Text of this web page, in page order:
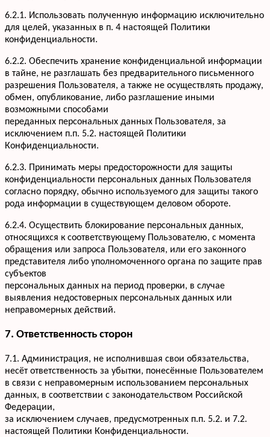
6.2.1. Использовать полученную информацию исключительно
для целей, указанных в п. 4 настоящей Политики
конфиденциальности.
6.2.2. Обеспечить хранение конфиденциальной информации
в тайне, не разглашать без предварительного письменного
разрешения Пользователя, а также не осуществлять продажу,
обмен, опубликование, либо разглашение иными
возможными способами
переданных персональных данных Пользователя, за
исключением п.п. 5.2. настоящей Политики
Конфиденциальности.
6.2.3. Принимать меры предосторожности для защиты
конфиденциальности персональных данных Пользователя
согласно порядку, обычно используемого для защиты такого
рода информации в существующем деловом обороте.
6.2.4. Осуществить блокирование персональных данных,
относящихся к соответствующему Пользователю, с момента
обращения или запроса Пользователя, или его законного
представителя либо уполномоченного органа по защите прав
субъектов
персональных данных на период проверки, в случае
выявления недостоверных персональных данных или
неправомерных действий.
7. Ответственность сторон
7.1. Администрация, не исполнившая свои обязательства,
несёт ответственность за убытки, понесённые Пользователем
в связи с неправомерным использованием персональных
данных, в соответствии с законодательством Российской
Федерации,
за исключением случаев, предусмотренных п.п. 5.2. и 7.2.
настоящей Политики Конфиденциальности.